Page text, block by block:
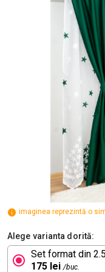
imaginea reprezintă o
Alege varianta dorită:
Set format din
175 lei /buc.